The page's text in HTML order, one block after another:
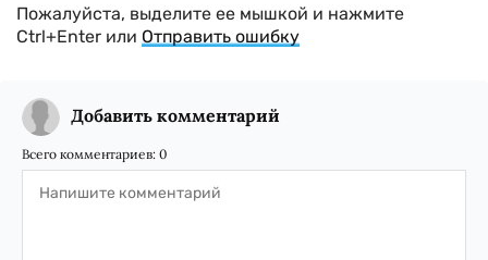
Пожалуйста, выделите ее мышкой и нажмите
Ctrl+Enter или Отправить ошибку
Добавить комментарий
Всего комментариев: 0